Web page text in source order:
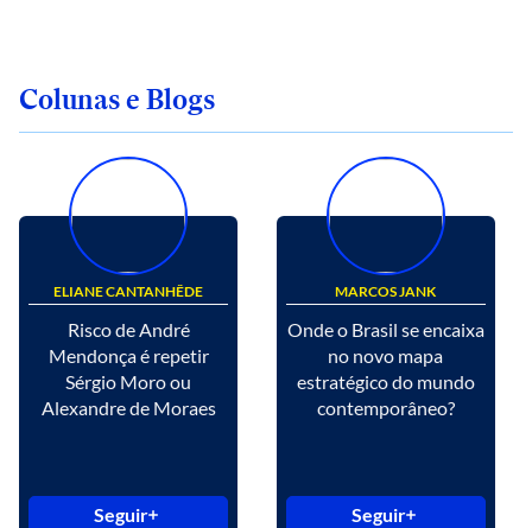
Colunas e Blogs
ELIANE CANTANHÊDE
Risco de André
Mendonça é repetir
Sérgio Moro ou
Alexandre de Moraes
Seguir
MARCOS JANK
Onde o Brasil se encaixa
no novo mapa
estratégico do mundo
contemporâneo?
Seguir